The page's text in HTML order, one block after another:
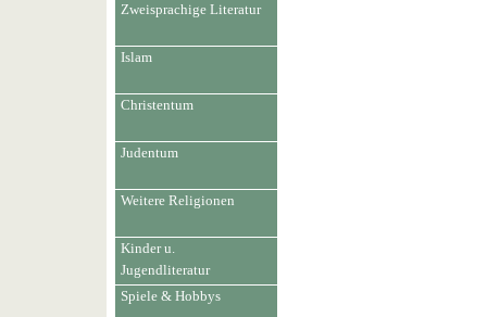
Zweisprachige Literatur
Islam
Christentum
Judentum
Weitere Religionen
Kinder u.
Jugendliteratur
Spiele & Hobbys